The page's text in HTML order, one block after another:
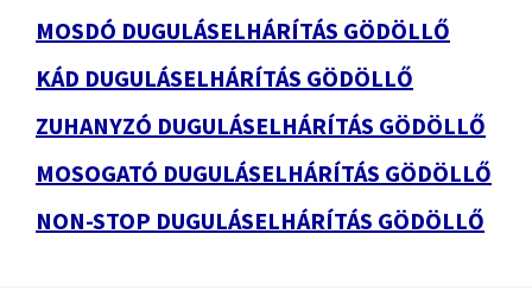
MOSDÓ DUGULÁSELHÁRÍTÁS GÖDÖLLŐ
KÁD DUGULÁSELHÁRÍTÁS GÖDÖLLŐ
ZUHANYZÓ DUGULÁSELHÁRÍTÁS GÖDÖLLŐ
MOSOGATÓ DUGULÁSELHÁRÍTÁS GÖDÖLLŐ
NON-STOP DUGULÁSELHÁRÍTÁS GÖDÖLLŐ